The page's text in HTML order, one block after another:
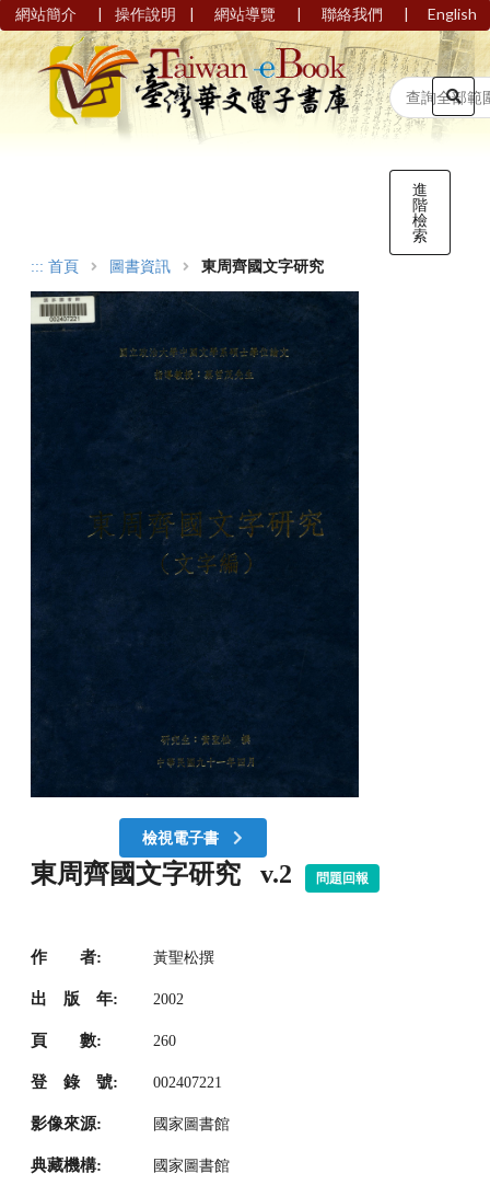
網站簡介 | 操作說明 | 網站導覽 | 聯絡我們 | English
進
階
檢
索
::: 首頁 圖書資訊 東周齊國文字研究
檢視電子書
東周齊國文字研究 v.2 問題回報
作 者: 黃聖松撰
出 版 年: 2002
頁 數: 260
登 錄 號: 002407221
影像來源: 國家圖書館
典藏機構: 國家圖書館